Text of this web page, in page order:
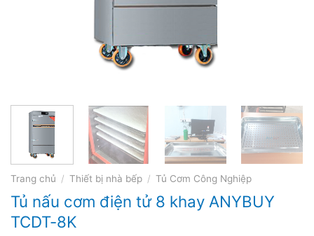
Trang chủ / Thiết bị nhà bếp / Tủ Cơm Công Nghiệp
Tủ nấu cơm điện tử 8 khay ANYBUY
TCDT-8K